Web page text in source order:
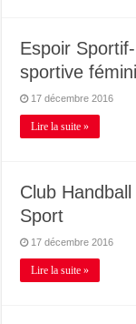
Espoir
sportive
17 décembre 2016
Lire la suite »
Club
Sport
17 décembre 2016
Lire la suite »